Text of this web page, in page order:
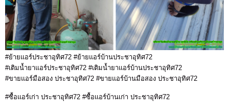
#ย้ายแอร์ประชาอุทิศ72 #ย้ายแอร์บ้านประชาอุทิศ72
#เติมน้ำยาแอร์ประชาอุทิศ72 #เติมน้ำยาแอร์บ้านประชาอุทิศ72
#ขายแอร์มือสอง ประชาอุทิศ72 #ขายแอร์บ้านมือสอง ประชาอุทิศ72
#ซื้อแอร์เก่า ประชาอุทิศ72 #ซื้อแอร์บ้านเก่า ประชาอุทิศ72